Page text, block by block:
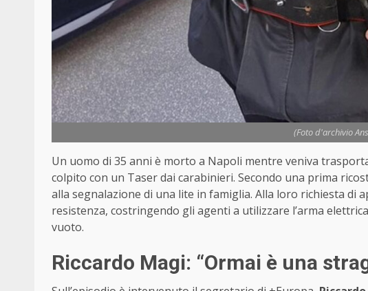
(Foto d'archivio
Un uomo di 35 anni è morto a Napoli mentre veniva
colpito con un Taser dai carabinieri. Secondo una prima
alla segnalazione di una lite in famiglia. Alla loro richiesta di
resistenza, costringendo gli agenti a utilizzare l’arma
vuoto.
Riccardo Magi: “Ormai è una